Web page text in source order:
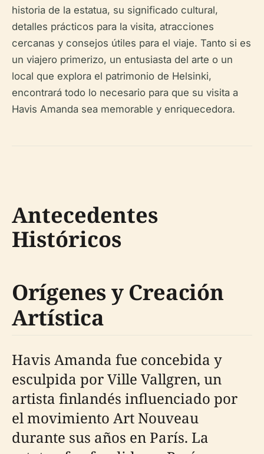
historia de la estatua, su significado cultural,
detalles prácticos para la visita, atracciones
cercanas y consejos útiles para el viaje. Tanto si es
un viajero primerizo, un entusiasta del arte o un
local que explora el patrimonio de Helsinki,
encontrará todo lo necesario para que su visita a
Havis Amanda sea memorable y enriquecedora.
Antecedentes
Históricos
Orígenes y Creación
Artística
Havis Amanda fue concebida y
esculpida por Ville Vallgren, un
artista finlandés influenciado por
el movimiento Art Nouveau
durante sus años en París. La